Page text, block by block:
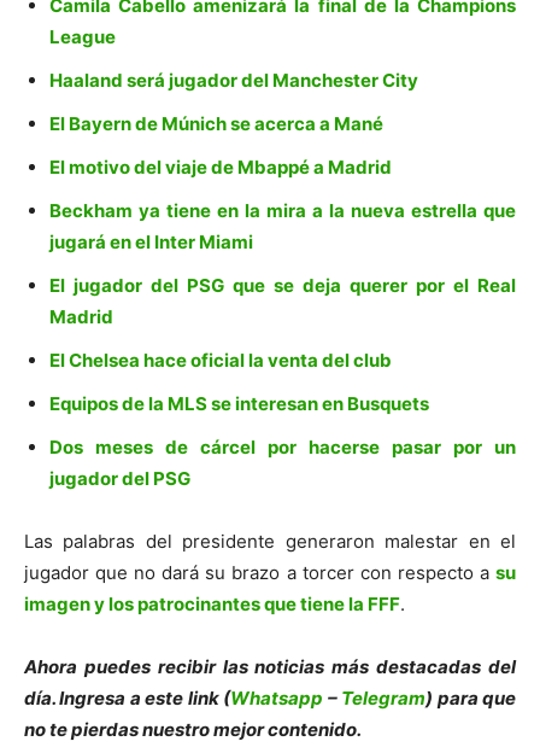
Camila Cabello amenizará la final de la Champions
League
Haaland será jugador del Manchester City
El Bayern de Múnich se acerca a Mané
El motivo del viaje de Mbappé a Madrid
Beckham ya tiene en la mira a la nueva estrella que
jugará en el Inter Miami
El jugador del PSG que se deja querer por el Real
Madrid
El Chelsea hace oficial la venta del club
Equipos de la MLS se interesan en Busquets
Dos meses de cárcel por hacerse pasar por un
jugador del PSG
Las palabras del presidente generaron malestar en el
jugador que no dará su brazo a torcer con respecto a su
imagen y los patrocinantes que tiene la FFF.
Ahora puedes recibir las noticias más destacadas del
día. Ingresa a este link (Whatsapp – Telegram) para que
no te pierdas nuestro mejor contenido.